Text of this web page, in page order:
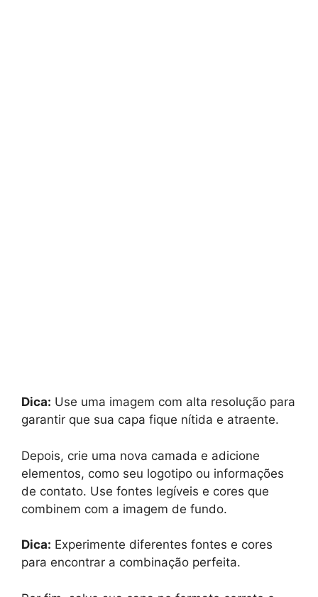
Dica: Use uma imagem com alta resolução para
garantir que sua capa fique nítida e atraente.
Depois, crie uma nova camada e adicione
elementos, como seu logotipo ou informações
de contato. Use fontes legíveis e cores que
combinem com a imagem de fundo.
Dica: Experimente diferentes fontes e cores
para encontrar a combinação perfeita.